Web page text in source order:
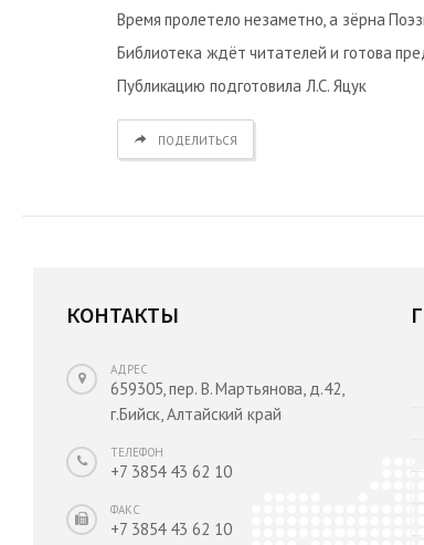
Время пролетело незаметно, а зёрна
Библиотека ждёт читателей и готова
Публикацию подготовила Л.С. Яцук
ПОДЕЛИТЬСЯ
КОНТАКТЫ
АДРЕС
659305, пер. В. Мартьянова, д.42,
г.Бийск, Алтайский край
ТЕЛЕФОН
+7 3854 43 62 10
ФАКС
+7 3854 43 62 10